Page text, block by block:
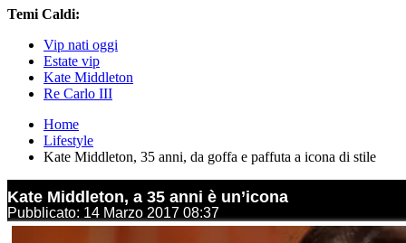
Temi Caldi:
Vip nati oggi
Estate vip
Kate Middleton
Re Carlo III
Home
Lifestyle
Kate Middleton, 35 anni, da goffa e paffuta a icona di stile
Kate Middleton, a 35 anni è un’icona
Pubblicato: 14 Marzo 2017 08:37